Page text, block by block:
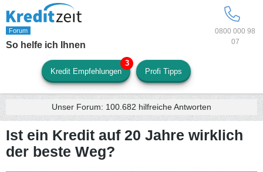
0800 000 98
07
So helfe ich Ihnen
Kredit Empfehlungen Profi Tipps
Unser Forum: 100.682 hilfreiche Antworten
Ist ein Kredit auf 20 Jahre wirklich
der beste Weg?